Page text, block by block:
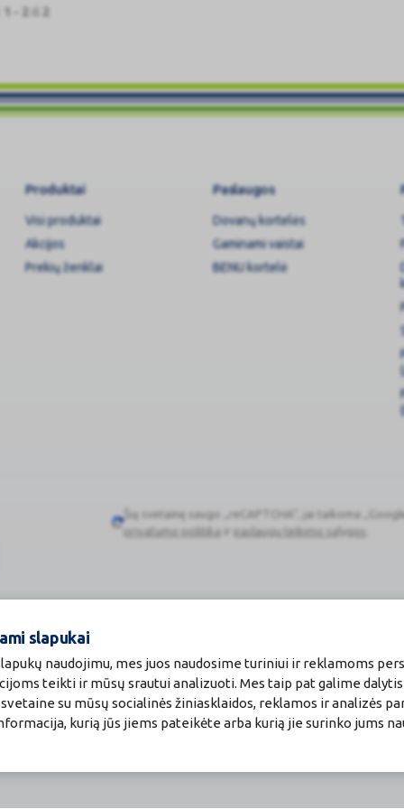
slapukai
naudojimu, mes juos naudosime turiniui ir reklamoms
teikti ir mūsų srautui analizuoti. Mes taip pat galime
su mūsų socialinės žiniasklaidos, reklamos ir analizės
kurią jūs jiems pateikėte arba kurią jie surinko jums
1 - 2 iš 2
Produktai
Visi produktai
Akcijos
Prekių ženklai
Paslaugos
Dovanų kortelės
Gaminami vaistai
BENU kortelė
Google
Šią svetainę saugo „reCAPTCHA“, jai taikoma
privatumo politikair paslaugų teikimo sąlygos